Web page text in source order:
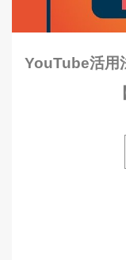
YouTube活用